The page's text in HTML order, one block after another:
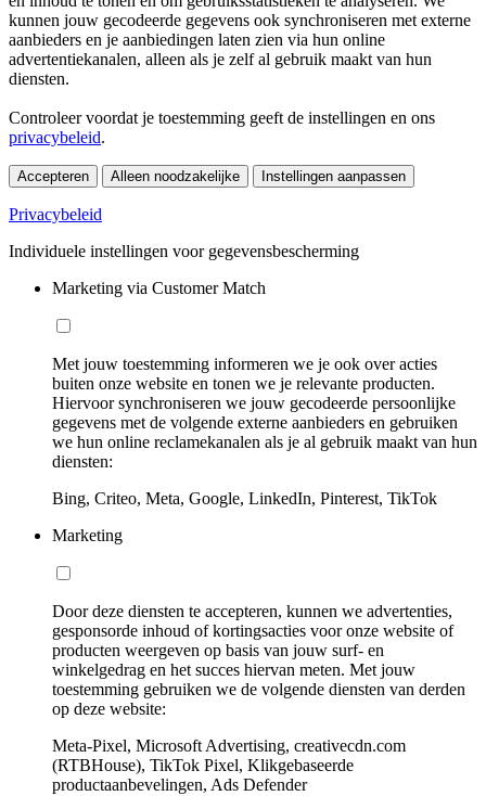
kunnen jouw gecodeerde gegevens ook synchroniseren met externe
aanbieders en je aanbiedingen laten zien via hun online
advertentiekanalen, alleen als je zelf al gebruik maakt van hun
diensten.
Controleer voordat je toestemming geeft de instellingen en ons
privacybeleid.
Accepteren Alleen noodzakelijke Instellingen aanpassen
Privacybeleid
Individuele instellingen voor gegevensbescherming
Marketing via Customer Match
Met jouw toestemming informeren we je ook over acties
buiten onze website en tonen we je relevante producten.
Hiervoor synchroniseren we jouw gecodeerde persoonlijke
gegevens met de volgende externe aanbieders en gebruiken
we hun online reclamekanalen als je al gebruik maakt van hun
diensten:
Bing, Criteo, Meta, Google, LinkedIn, Pinterest, TikTok
Marketing
Door deze diensten te accepteren, kunnen we advertenties,
gesponsorde inhoud of kortingsacties voor onze website of
producten weergeven op basis van jouw surf- en
winkelgedrag en het succes hiervan meten. Met jouw
toestemming gebruiken we de volgende diensten van derden
op deze website:
Meta-Pixel, Microsoft Advertising, creativecdn.com
(RTBHouse), TikTok Pixel, Klikgebaseerde
productaanbevelingen, Ads Defender